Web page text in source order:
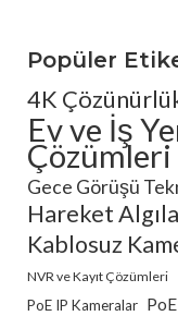
Popüler
4K
Ev ve İş
Çözümleri
Gece Görüşü
Hareket
Kablosuz
NVR ve Kayıt Çözümleri
PoE IP Kameralar